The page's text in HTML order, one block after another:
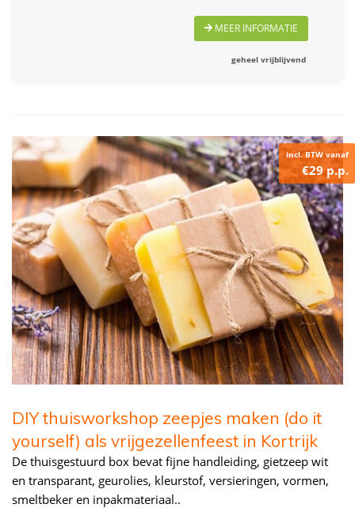
MEER INFORMATIE
geheel vrijblijvend
incl. BTW vanaf
€29 p.p.
DIY thuisworkshop zeepjes maken (do it
yourself) als vrijgezellenfeest in Kortrijk
De thuisgestuurd box bevat fijne handleiding, gietzeep wit
en transparant, geurolies, kleurstof, versieringen, vormen,
smeltbeker en inpakmateriaal..